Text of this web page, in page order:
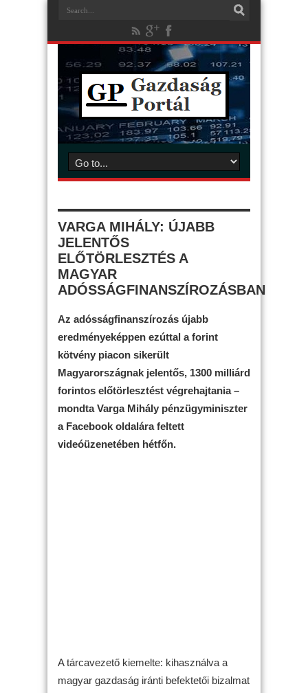
VARGA MIHÁLY: ÚJABB
JELENTŐS
ELŐTÖRLESZTÉS A
MAGYAR
ADÓSSÁGFINANSZÍROZÁSBAN
Az adósságfinanszírozás újabb
eredményeképpen ezúttal a forint
kötvény piacon sikerült
Magyarországnak jelentős, 1300 milliárd
forintos előtörlesztést végrehajtania –
mondta Varga Mihály pénzügyminiszter
a Facebook oldalára feltett
videóüzenetében hétfőn.
A tárcavezető kiemelte: kihasználva a
magyar gazdaság iránti befektetői bizalmat